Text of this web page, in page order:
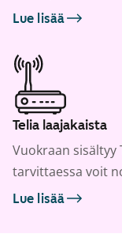
Lue lisää
Telia laajakaista
Vuokraan sisältyy
tarvittaessa voit
Lue lisää